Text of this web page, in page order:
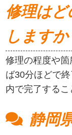
修理は
しますか
修理の程度や
ば30分ほどで
内で完了するこ
静岡